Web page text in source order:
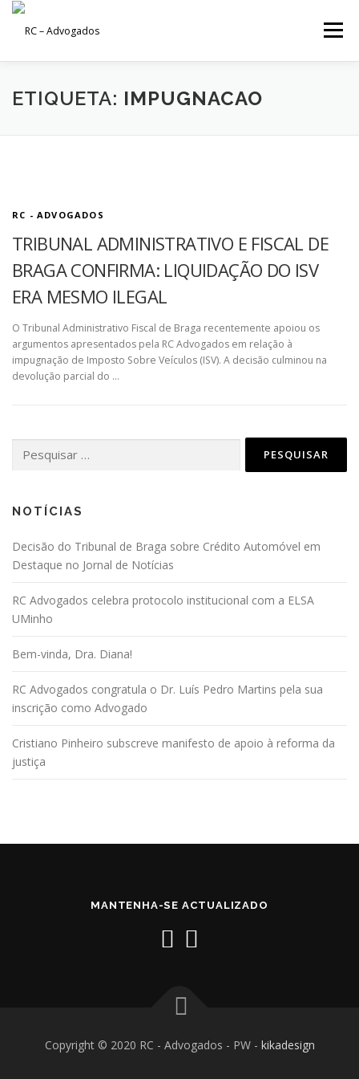
Saltar
conteúdo
Menu
HOME QUEM SOMOS EQUIPA
NOTÍCIAS
ETIQUETA: IMPUGNACAO
RC - ADVOGADOS
TRIBUNAL ADMINISTRATIVO E FISCAL DE
BRAGA CONFIRMA: LIQUIDAÇÃO DO ISV
ERA MESMO ILEGAL
O Tribunal Administrativo Fiscal de Braga recentemente apoiou os
argumentos apresentados pela RC Advogados em relação à
impugnação de Imposto Sobre Veículos (ISV). A decisão culminou na
devolução parcial do …
por:
NOTÍCIAS
Decisão do Tribunal de Braga sobre Crédito Automóvel em
Destaque no Jornal de Notícias
RC Advogados celebra protocolo institucional com a ELSA
UMinho
Bem-vinda, Dra. Diana!
RC Advogados congratula o Dr. Luís Pedro Martins pela sua
inscrição como Advogado
Cristiano Pinheiro subscreve manifesto de apoio à reforma da
justiça
MANTENHA-SE ACTUALIZADO
Copyright © 2020 RC - Advogados - PW - kikadesign